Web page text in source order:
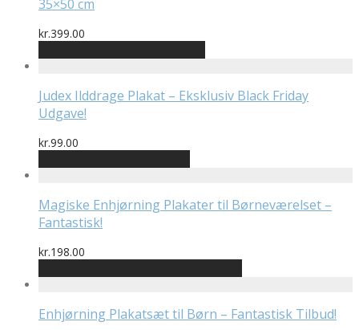
35×50 cm
kr.399.00
Judex Ilddrage Plakat – Eksklusiv Black Friday
Udgave!
kr.99.00
Magiske Enhjørning Plakater til Børneværelset –
Fantastisk!
kr.198.00
Enhjørning Plakatsæt til Børn – Fantastisk Tilbud!